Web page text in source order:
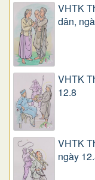
VHTK
dân,
VHTK
12.8
VHTK
ngày